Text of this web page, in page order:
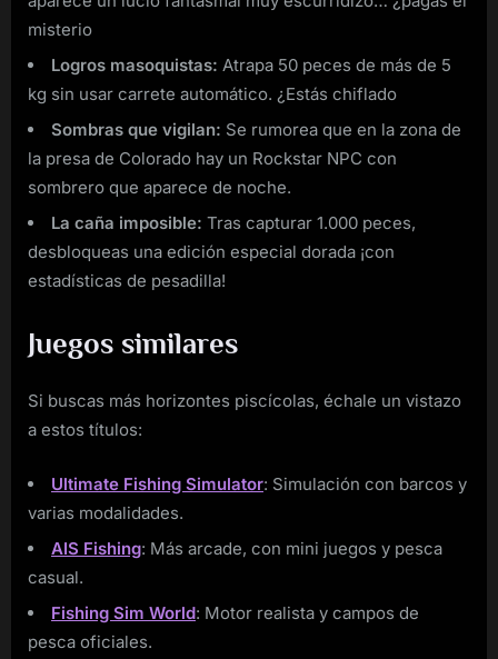
misterio
Logros masoquistas: Atrapa 50 peces de más de 5
kg sin usar carrete automático. ¿Estás chiflado
Sombras que vigilan: Se rumorea que en la zona de
la presa de Colorado hay un Rockstar NPC con
sombrero que aparece de noche.
La caña imposible: Tras capturar 1.000 peces,
desbloqueas una edición especial dorada ¡con
estadísticas de pesadilla!
Juegos similares
Si buscas más horizontes piscícolas, échale un vistazo
a estos títulos:
Ultimate Fishing Simulator: Simulación con barcos y
varias modalidades.
AIS Fishing: Más arcade, con mini juegos y pesca
casual.
Fishing Sim World: Motor realista y campos de
pesca oficiales.